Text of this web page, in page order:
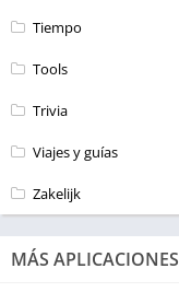
Tiempo
Tools
Trivia
Viajes y guías
Zakelijk
MÁS APLICACIONES